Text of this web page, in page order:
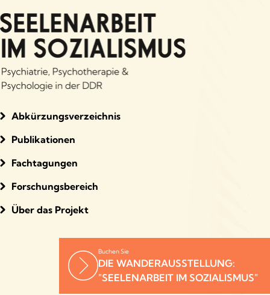
Abkürzungsverzeichnis
Publikationen
Fachtagungen
Forschungsbereich
Über das Projekt
Buchen Sie
DIE WANDERAUSSTELLUNG:
"SEELENARBEIT IM SOZIALISMUS"